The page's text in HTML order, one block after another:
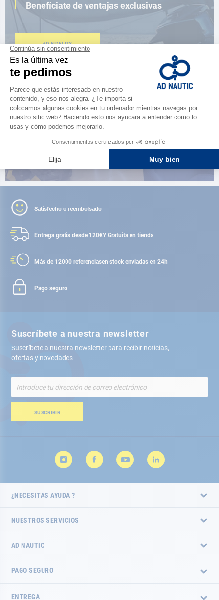
Benefíciate de ventajas exclusivas
AD FIDELITY
CERCA DE TI
150 tiendas en el mundo,
la fuerza de una red
ENCUENTRA UNA TIENDA
Satisfecho o reembolsado
Entrega gratis desde 120€Y Gratuita en tienda
Más de 12000 referenciasen stock enviadas en 24h
Pago seguro
Suscríbete a nuestra newsletter
Suscríbete a nuestra newsletter para recibir noticias,
ofertas y novedades
nuestro
de
SUSCRIBIR
¿NECESITAS AYUDA ?
NUESTROS SERVICIOS
AD NAUTIC
PAGO SEGURO
ENTREGA